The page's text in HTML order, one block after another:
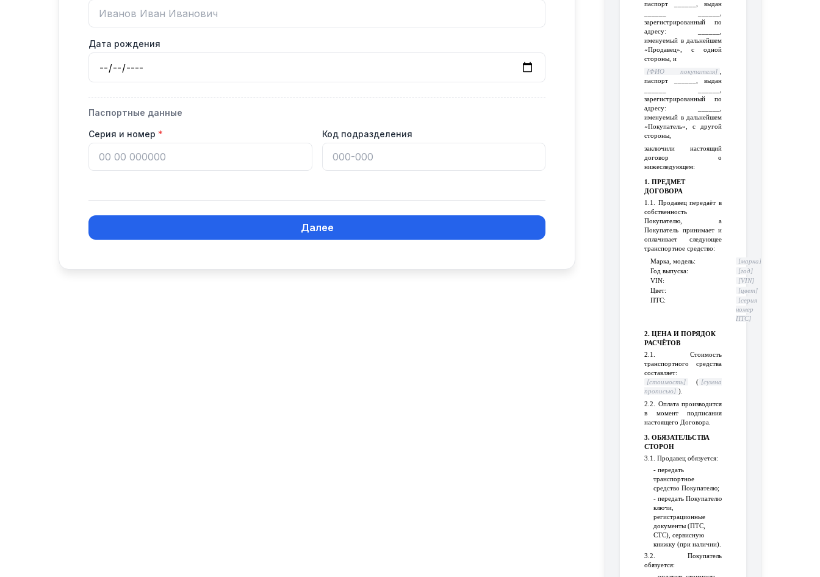
Дата рождения
Паспортные данные
Серия и номер Код подразделения
Далее
паспорт ______, выдан
зарегистрированный по
адресу: ______,
именуемый в дальнейшем
«Продавец», с одной
стороны, и
[ФИО покупателя]
паспорт ______, выдан
зарегистрированный по
адресу: ______,
именуемый в дальнейшем
«Покупатель», с другой
стороны,
заключили настоящий
договор о
нижеследующем:
1. ПРЕДМЕТ
ДОГОВОРА
1.1. Продавец передаёт в
собственность
Покупателю, а
Покупатель принимает и
оплачивает следующее
транспортное средство:
Марка, модель:
[марка]
Год выпуска:
[год]
VIN:
[VIN]
Цвет:
[цвет]
ПТС:
[серия
номер
ПТС]
2. ЦЕНА И ПОРЯДОК
РАСЧЁТОВ
2.1. Стоимость
транспортного средства
составляет:
[стоимость]
( [сумма
прописью] ).
2.2. Оплата производится
в момент подписания
настоящего Договора.
3. ОБЯЗАТЕЛЬСТВА
СТОРОН
3.1. Продавец обязуется:
- передать
транспортное
средство Покупателю;
- передать Покупателю
ключи,
регистрационные
документы (ПТС,
СТС), сервисную
книжку (при наличии).
3.2. Покупатель
обязуется: